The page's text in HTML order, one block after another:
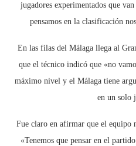
jugadores experimentados que
pensamos en la clasificación
En las filas del Málaga llega al
que el técnico indicó que «no
máximo nivel y el Málaga tiene
en un solo
Fue claro en afirmar que el equipo
«Tenemos que pensar en el